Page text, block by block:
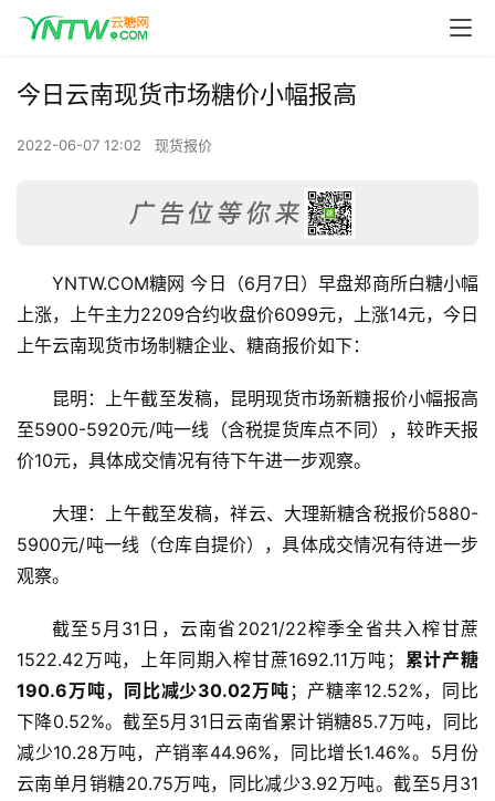
今日云南现货市场糖价小幅报高
2022-06-07 12:02 现货报价
YNTW.COM糖网 今日（6月7日）早盘郑商所白糖小幅
上涨，上午主力2209合约收盘价6099元，上涨14元，今日
上午云南现货市场制糖企业、糖商报价如下：
昆明：上午截至发稿，昆明现货市场新糖报价小幅报高
至5900-5920元/吨一线（含税提货库点不同），较昨天报
价10元，具体成交情况有待下午进一步观察。
大理：上午截至发稿，祥云、大理新糖含税报价5880-
5900元/吨一线（仓库自提价），具体成交情况有待进一步
观察。
截至5月31日，云南省2021/22榨季全省共入榨甘蔗
1522.42万吨，上年同期入榨甘蔗1692.11万吨； 累计产糖
190.6万吨，同比减少30.02万吨 ；产糖率12.52%，同比
下降0.52%。截至5月31日云南省累计销糖85.7万吨，同比
减少10.28万吨，产销率44.96%，同比增长1.46%。5月份
云南单月销糖20.75万吨，同比减少3.92万吨。截至5月31